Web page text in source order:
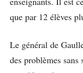
que par 12 élèves
Le général de
des problèmes